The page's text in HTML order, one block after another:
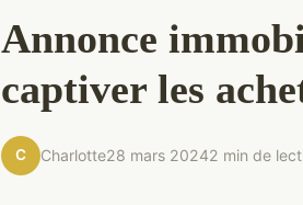
Annonce
captiver les
C Charlotte28 mars 20242 min de